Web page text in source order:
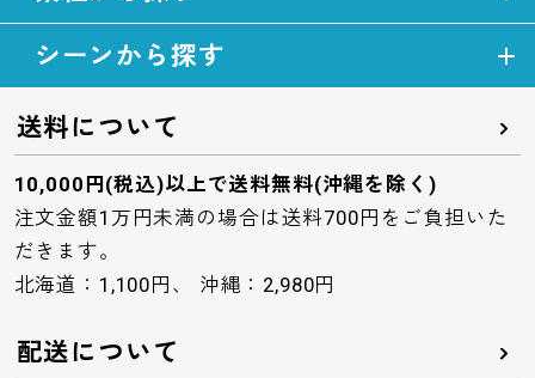
シーンから探す
送料について
10,000円(税込)以上で送料無料(沖縄を除く)
注文金額1万円未満の場合は送料700円をご負担いた
だきます。
北海道：1,100円、 沖縄：2,980円
配送について